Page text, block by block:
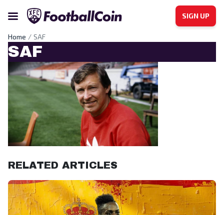
SIGN UP
Home SAF
SAF
RELATED ARTICLES